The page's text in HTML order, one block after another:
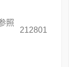
照
212801